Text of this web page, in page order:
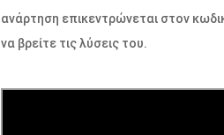
ανάρτηση επικεντρώνεται στον
να βρείτε τις λύσεις του.